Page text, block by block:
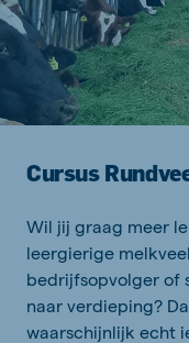
Cursus
Wil jij graag meer
leergierige
bedrijfsopvolger of
naar verdieping?
waarschijnlijk echt